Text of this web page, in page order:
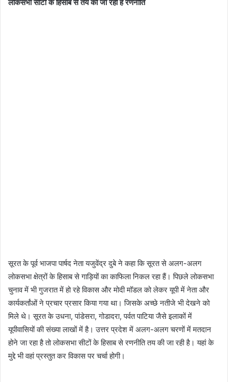
लोकसभा सीटों के हिसाब से तय की जा रही है रणनीति
सूरत के पूर्व भाजपा पार्षद नेता यजुवेंद्र दुबे ने कहा कि सूरत से अलग-अलग
लोकसभा क्षेत्रों के हिसाब से गाड़ियों का काफिला निकल रहा हैं। पिछले लोकसभा
चुनाव में भी गुजरात में हो रहे विकास और मोदी मॉडल को लेकर यूपी में नेता और
कार्यकर्तांओं ने प्रचार प्रसार किया गया था। जिसके अच्छे नतीजे भी देखने को
मिले थे। सूरत के उधना, पांडेसरा, गोडादरा, पर्वत पाटिया जैसे इलाकों में
यूपीवासियों की संख्या लाखों में है। उत्तर प्रदेश में अलग-अलग चरणों में मतदान
होने जा रहा है तो लोकसभा सीटों के हिसाब से रणनीति तय की जा रही है। यहां के
मुद्दे भी वहां प्रस्तुत कर विकास पर चर्चा होगी।